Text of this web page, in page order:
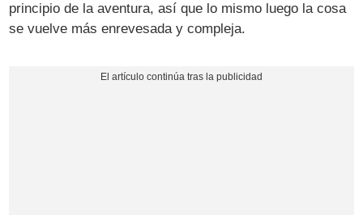
principio de la aventura, así que lo mismo luego la cosa
se vuelve más enrevesada y compleja.